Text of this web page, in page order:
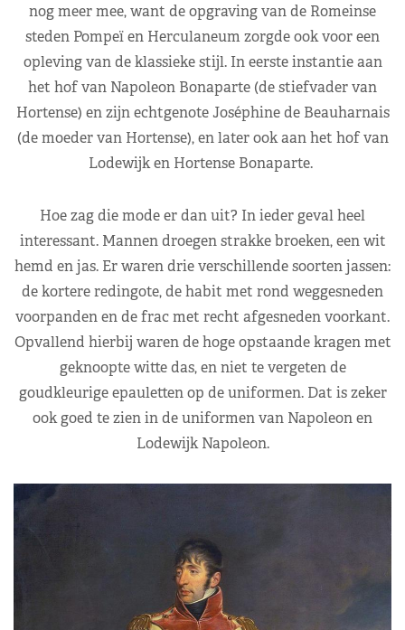
nog meer mee, want de opgraving van de Romeinse
steden Pompeï en Herculaneum zorgde ook voor een
opleving van de klassieke stijl. In eerste instantie aan
het hof van Napoleon Bonaparte (de stiefvader van
Hortense) en zijn echtgenote Joséphine de Beauharnais
(de moeder van Hortense), en later ook aan het hof van
Lodewijk en Hortense Bonaparte.
Hoe zag die mode er dan uit? In ieder geval heel
interessant. Mannen droegen strakke broeken, een wit
hemd en jas. Er waren drie verschillende soorten jassen:
de kortere redingote, de habit met rond weggesneden
voorpanden en de frac met recht afgesneden voorkant.
Opvallend hierbij waren de hoge opstaande kragen met
geknoopte witte das, en niet te vergeten de
goudkleurige epauletten op de uniformen. Dat is zeker
ook goed te zien in de uniformen van Napoleon en
Lodewijk Napoleon.